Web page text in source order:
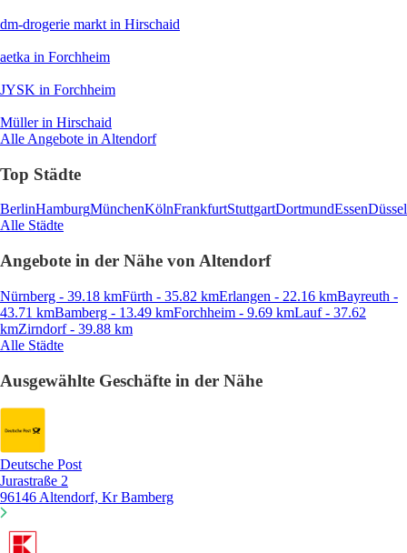
dm-drogerie markt in Hirschaid
aetka in Forchheim
JYSK in Forchheim
Müllerin Hirschaid
Alle Angebote in Altendorf
Top Städte
BerlinHamburgMünchenKölnFrankfurtStuttgartDortmundEssen
Alle Städte
Angebote in der Nähe von Altendorf
Nürnberg - 39.18 kmFürth - 35.82 kmErlangen - 22.16 kmBayreuth -
43.71 kmBamberg - 13.49 kmForchheim - 9.69 kmLauf - 37.62
kmZirndorf - 39.88 km
Alle Städte
Ausgewählte Geschäfte in der Nähe
Deutsche Post
Jurastraße 2
96146 Altendorf, Kr Bamberg